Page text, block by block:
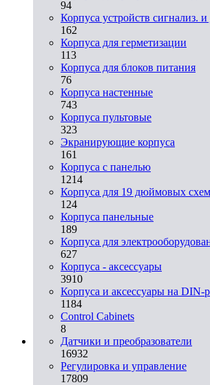
94
Корпуса устройств сигнализ. и
162
Корпуса для герметизации
113
Корпуса для блоков питания
76
Корпуса настенные
743
Корпуса пультовые
323
Экранирующие корпуса
161
Корпуса с панелью
1214
Корпуса для 19 дюймовых схем
124
Корпуса панельные
189
Корпуса для
627
Корпуса - аксессуары
3910
Корпуса и аксессуары на DIN-
1184
Control Cabinets
8
Датчики и преобразователи
16932
Регулировка и управление
17809